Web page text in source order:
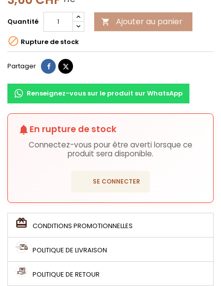
Quantité  Ajouter au panier
 Rupture de stock
Partager PartagerTweet
Renseignez-vous sur le produit sur WhatsApp
notifications En rupture de stock
Connectez-vous pour être averti lorsque ce
produit sera disponible.
login
SE CONNECTER
CONDITIONS PROMOTIONNELLES
POLITIQUE DE LIVRAISON
POLITIQUE DE RETOUR